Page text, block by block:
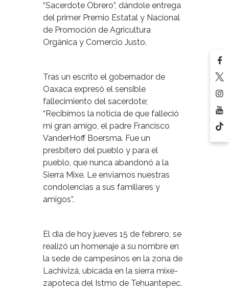
“Sacerdote Obrero”, dándole entrega
del primer Premio Estatal y Nacional
de Promoción de Agricultura
Orgánica y Comercio Justo.
Tras un escrito el gobernador de
Oaxaca expresó el sensible
fallecimiento del sacerdote;
“Recibimos la noticia de que falleció
mi gran amigo, el padre Francisco
VanderHoff Boersma. Fue un
presbítero del pueblo y para el
pueblo, que nunca abandonó a la
Sierra Mixe. Le enviamos nuestras
condolencias a sus familiares y
amigos”.
El día de hoy jueves 15 de febrero, se
realizó un homenaje a su nombre en
la sede de campesinos en la zona de
Lachivizá, ubicada en la sierra mixe-
zapoteca del Istmo de Tehuantepec.